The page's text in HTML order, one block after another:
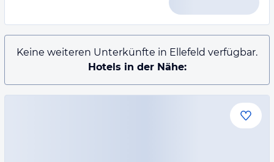
Keine weiteren Unterkünfte in Ellefeld verfügbar.
Hotels in der Nähe: